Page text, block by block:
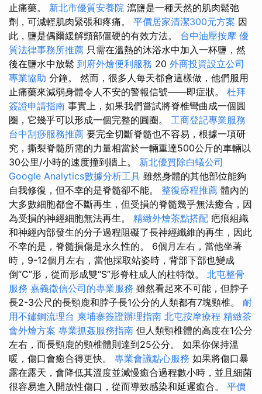
止痛藥。 新北市優質安養院 瀉鹽是一種天然的肌肉鬆弛
劑，可減輕肌肉緊張和疼痛。 平價居家清潔300元方案 因
此，鹽是偶爾緩解頸部僵硬的有效方法。 台中油壓按摩 優
質法律事務所推薦 只需在溫熱的沐浴水中加入一杯鹽，然
後在鹽水中放鬆 到府外燴便利服務 20 外商投資設立公司
專業協助 分鐘。 然而，很多人每天都會這樣做，他們服用
止痛藥來減弱身體令人不安的警報信號——即症狀。 杜拜
簽證申請指南 事實上，如果我們嘗試將脊椎彎曲成一個圓
圈，它幾乎可以形成一個完整的圓圈。 工商登記專業服務
台中刮痧服務推薦 要完全切斷脊髓也不容易，根據一項研
究，撕裂脊髓所需的力量相當於一輛重達500公斤的車輛以
30公里/小時的速度撞到牆上。 新北優質除白蟻公司
Google Analytics數據分析工具 雖然身體的其他部位能夠
自我修復，但不幸的是脊髓卻不能。 整復療程推薦 體內的
大多數細胞都會不斷再生，但受損的脊髓幾乎無法癒合，因
為受損的神經細胞無法再生。 精緻外燴茶點搭配 疤痕組織
和神經內部發生的分子過程阻礙了長神經纖維的再生，因此
不幸的是，脊髓損傷是永久性的。 6個月左右，當他坐著
時，9-12個月左右，當他採取站姿時，背部下部也變成
倒“C”形，從而形成雙“S”形脊柱成人的柱特徵。 北屯整骨
服務 嘉義徵信公司的專業服務 雖然看起來不可能，但脖子
長2-3公尺的長頸鹿和脖子長1公分的人類都有7塊頸椎。 耐
用不鏽鋼流理台 柬埔寨簽證辦理指南 北屯按摩療程 精緻茶
會外燴方案 專業抓姦服務指南 但人類頸椎體的高度在1公分
左右，而長頸鹿的頸椎體則達到25公分。 如果你保持溫
暖，傷口會癒合得更快。 專業會議點心服務 如果將傷口暴
露在露天，會降低其溫度並減慢癒合過程數小時，並且細菌
很容易進入開放性傷口，從而導致感染和延遲癒合。 平價